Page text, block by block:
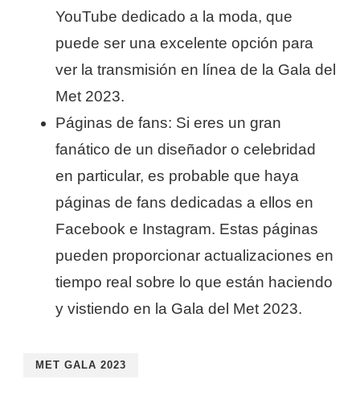
YouTube dedicado a la moda, que
puede ser una excelente opción para
ver la transmisión en línea de la Gala del
Met 2023.
Páginas de fans: Si eres un gran
fanático de un diseñador o celebridad
en particular, es probable que haya
páginas de fans dedicadas a ellos en
Facebook e Instagram. Estas páginas
pueden proporcionar actualizaciones en
tiempo real sobre lo que están haciendo
y vistiendo en la Gala del Met 2023.
MET GALA 2023